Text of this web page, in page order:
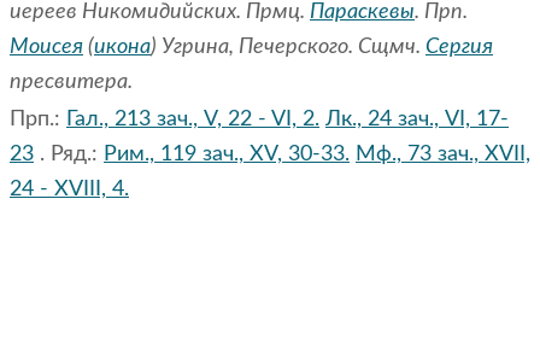
иереев Никомидийских. Прмц. Параскевы. Прп.
Моисея (икона) Угрина, Печерского. Сщмч. Сергия
пресвитера.
Прп.: Гал., 213 зач., V, 22 - VI, 2. Лк., 24 зач., VI, 17-
23 . Ряд.: Рим., 119 зач., XV, 30-33. Мф., 73 зач., XVII,
24 - XVIII, 4.